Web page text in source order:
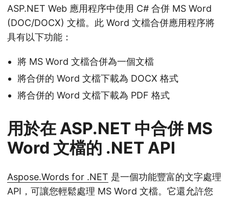
ASP.NET Web 應用程序中使用 C# 合併 MS Word
(DOC/DOCX) 文檔。此 Word 文檔合併應用程序將
具有以下功能：
將 MS Word 文檔合併為一個文檔
將合併的 Word 文檔下載為 DOCX 格式
將合併的 Word 文檔下載為 PDF 格式
用於在 ASP.NET 中合併 MS
Word 文檔的 .NET API
Aspose.Words for .NET 是一個功能豐富的文字處理
API，可讓您輕鬆處理 MS Word 文檔。它還允許您